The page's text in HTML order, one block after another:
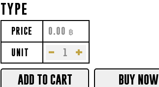
TYPE
PRICE 0.00 ฿
UNIT - +
ADD TO CART BUY NOW